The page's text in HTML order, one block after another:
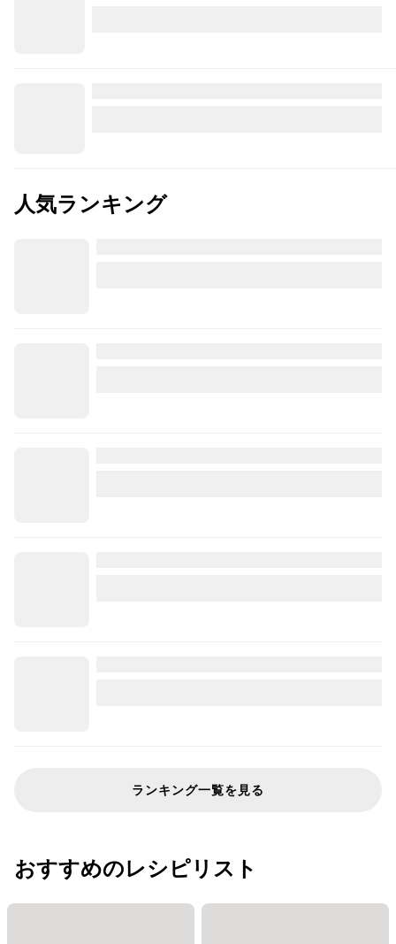
人気ランキング
ランキング一覧を見る
おすすめのレシピリスト